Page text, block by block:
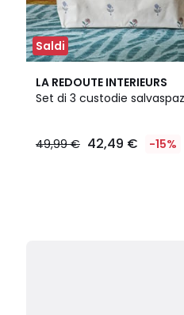
Saldi
LA REDOUTE INTERIEURS
Set di 3 custodie
€
49,99 € 42,49 € -15%